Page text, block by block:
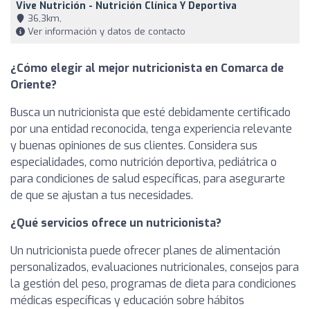
Vive Nutrición - Nutrición Clínica Y Deportiva
36,3km,
Ver información y datos de contacto
¿Cómo elegir al mejor nutricionista en Comarca de
Oriente?
Busca un nutricionista que esté debidamente certificado
por una entidad reconocida, tenga experiencia relevante
y buenas opiniones de sus clientes. Considera sus
especialidades, como nutrición deportiva, pediátrica o
para condiciones de salud específicas, para asegurarte
de que se ajustan a tus necesidades.
¿Qué servicios ofrece un nutricionista?
Un nutricionista puede ofrecer planes de alimentación
personalizados, evaluaciones nutricionales, consejos para
la gestión del peso, programas de dieta para condiciones
médicas específicas y educación sobre hábitos